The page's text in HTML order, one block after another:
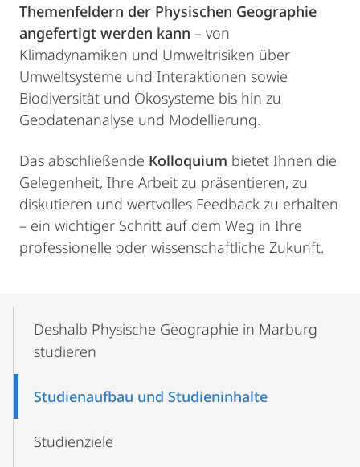
Themenfeldern der Physischen Geographie
angefertigt werden kann – von
Klimadynamiken und Umweltrisiken über
Umweltsysteme und Interaktionen sowie
Biodiversität und Ökosysteme bis hin zu
Geodatenanalyse und Modellierung.
Das abschließende Kolloquium bietet Ihnen die
Gelegenheit, Ihre Arbeit zu präsentieren, zu
diskutieren und wertvolles Feedback zu erhalten
– ein wichtiger Schritt auf dem Weg in Ihre
professionelle oder wissenschaftliche Zukunft.
NavigationDeshalb Physische Geographie in Marburg
studieren
Studienaufbau und Studieninhalte
Studienziele